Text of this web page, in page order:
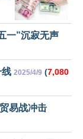
一”沉寂无声
线 2025/4/9 (7,080
易战冲击